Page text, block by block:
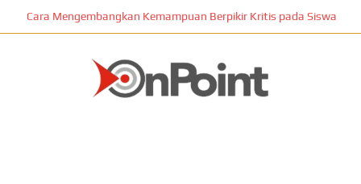
Cara Mengembangkan Kemampuan Berpikir Kritis pada Siswa